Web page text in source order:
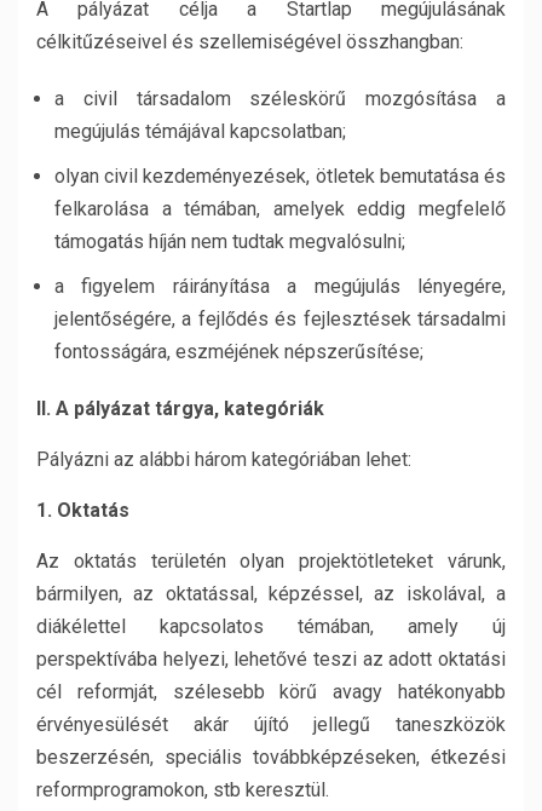
A pályázat célja a Startlap megújulásának
célkitűzéseivel és szellemiségével összhangban:
a civil társadalom széleskörű mozgósítása a
megújulás témájával kapcsolatban;
olyan civil kezdeményezések, ötletek bemutatása és
felkarolása a témában, amelyek eddig megfelelő
támogatás híján nem tudtak megvalósulni;
a figyelem ráirányítása a megújulás lényegére,
jelentőségére, a fejlődés és fejlesztések társadalmi
fontosságára, eszméjének népszerűsítése;
II. A pályázat tárgya, kategóriák
Pályázni az alábbi három kategóriában lehet:
1. Oktatás
Az oktatás területén olyan projektötleteket várunk,
bármilyen, az oktatással, képzéssel, az iskolával, a
diákélettel kapcsolatos témában, amely új
perspektívába helyezi, lehetővé teszi az adott oktatási
cél reformját, szélesebb körű avagy hatékonyabb
érvényesülését akár újító jellegű taneszközök
beszerzésén, speciális továbbképzéseken, étkezési
reformprogramokon, stb keresztül.